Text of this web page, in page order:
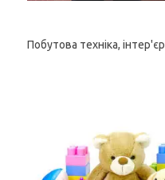
Побутова техніка, інтер'єр